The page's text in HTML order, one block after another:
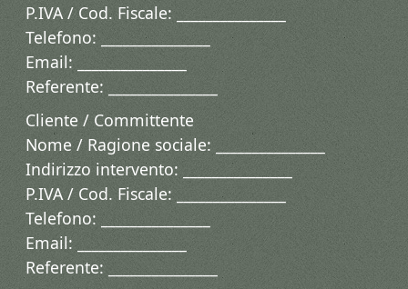
P.IVA / Cod. Fiscale: _______________
Telefono: _______________
Email: _______________
Referente: _______________
Cliente / Committente
Nome / Ragione sociale: _______________
Indirizzo intervento: _______________
P.IVA / Cod. Fiscale: _______________
Telefono: _______________
Email: _______________
Referente: _______________